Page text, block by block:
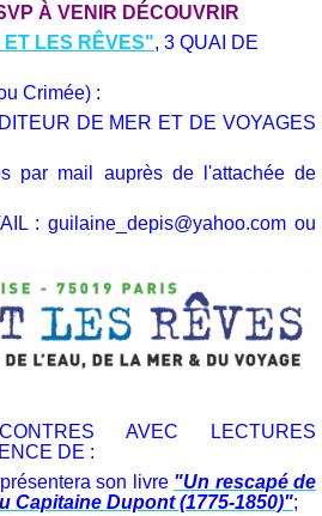
À VENIR DÉCOUVRIR
LES RÊVES", 3 QUAI DE
Crimée) :
DE MER ET DE VOYAGES
par mail auprès de l'attachée de
: guilaine_depis@yahoo.com ou
AVEC LECTURES
DE :
son livre "Un rescapé de
Capitaine Dupont (1775-1850)";